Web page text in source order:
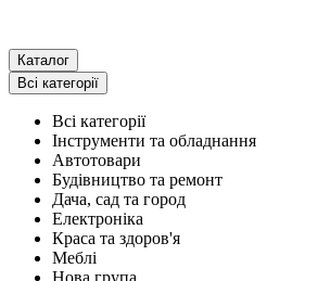
Каталог
Всі категорії
Всі категорії
Інструменти та обладнання
Автотовари
Будівництво та ремонт
Дача, сад та город
Електроніка
Краса та здоров'я
Меблі
Нова група